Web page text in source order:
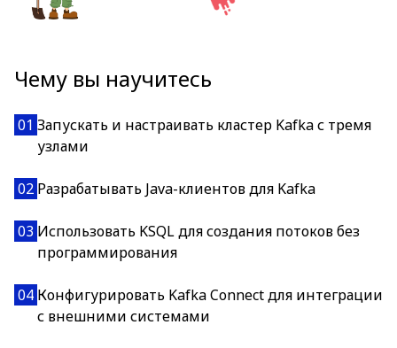
Чему вы научитесь
01 Запускать и настраивать кластер Kafka с тремя
узлами
02 Разрабатывать Java-клиентов для Kafka
03 Использовать KSQL для создания потоков без
программирования
04 Конфигурировать Kafka Connect для интеграции
с внешними системами